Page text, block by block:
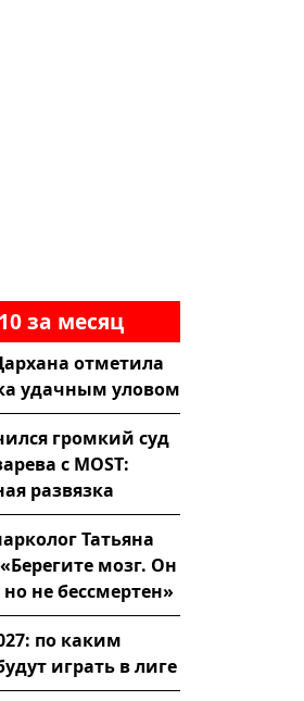
за месяц
отметила
удачным уловом
громкий суд
с MOST:
развязка
Татьяна
мозг. Он
не бессмертен»
по каким
играть в лиге